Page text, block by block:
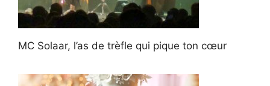
MC Solaar, l’as de trèfle qui pique ton cœur